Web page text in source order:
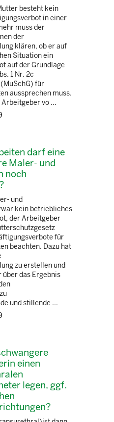
besteht kein
in einer
muss der
der
klären, ob er auf
Situation ein
auf der Grundlage
1 Nr. 2c
für
aussprechen muss.
vo ...
darf eine
Maler- und
noch
und
kein betriebliches
der Arbeitgeber
für
beachten. Dazu hat
zu erstellen und
das Ergebnis
und stillende ...
einen
legen, ggf.